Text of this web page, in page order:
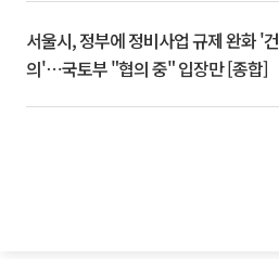
서울시, 정부에 정비사업 규제 완화 '건
의'⋯국토부 "협의 중" 입장만 [종합]